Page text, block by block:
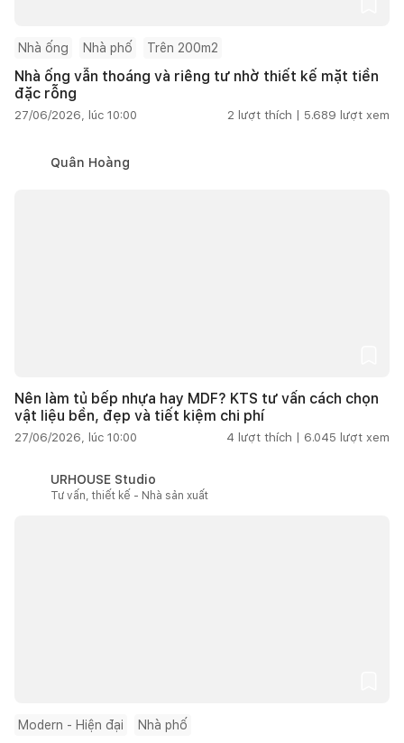
Nhà ống Nhà phố Trên 200m2
Nhà ống vẫn thoáng và riêng tư nhờ thiết kế mặt tiền
đặc rỗng
27/06/2026, lúc 10:00 2 lượt thích | 5.689 lượt xem
Quân Hoàng
Nên làm tủ bếp nhựa hay MDF? KTS tư vấn cách chọn
vật liệu bền, đẹp và tiết kiệm chi phí
27/06/2026, lúc 10:00 4 lượt thích | 6.045 lượt xem
URHOUSE Studio
Tư vấn, thiết kế - Nhà sản xuất
Modern - Hiện đại Nhà phố